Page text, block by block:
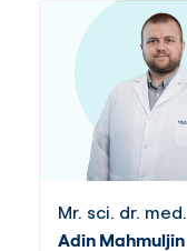
Mr. sci. dr. med.
Adin Mahmuljin